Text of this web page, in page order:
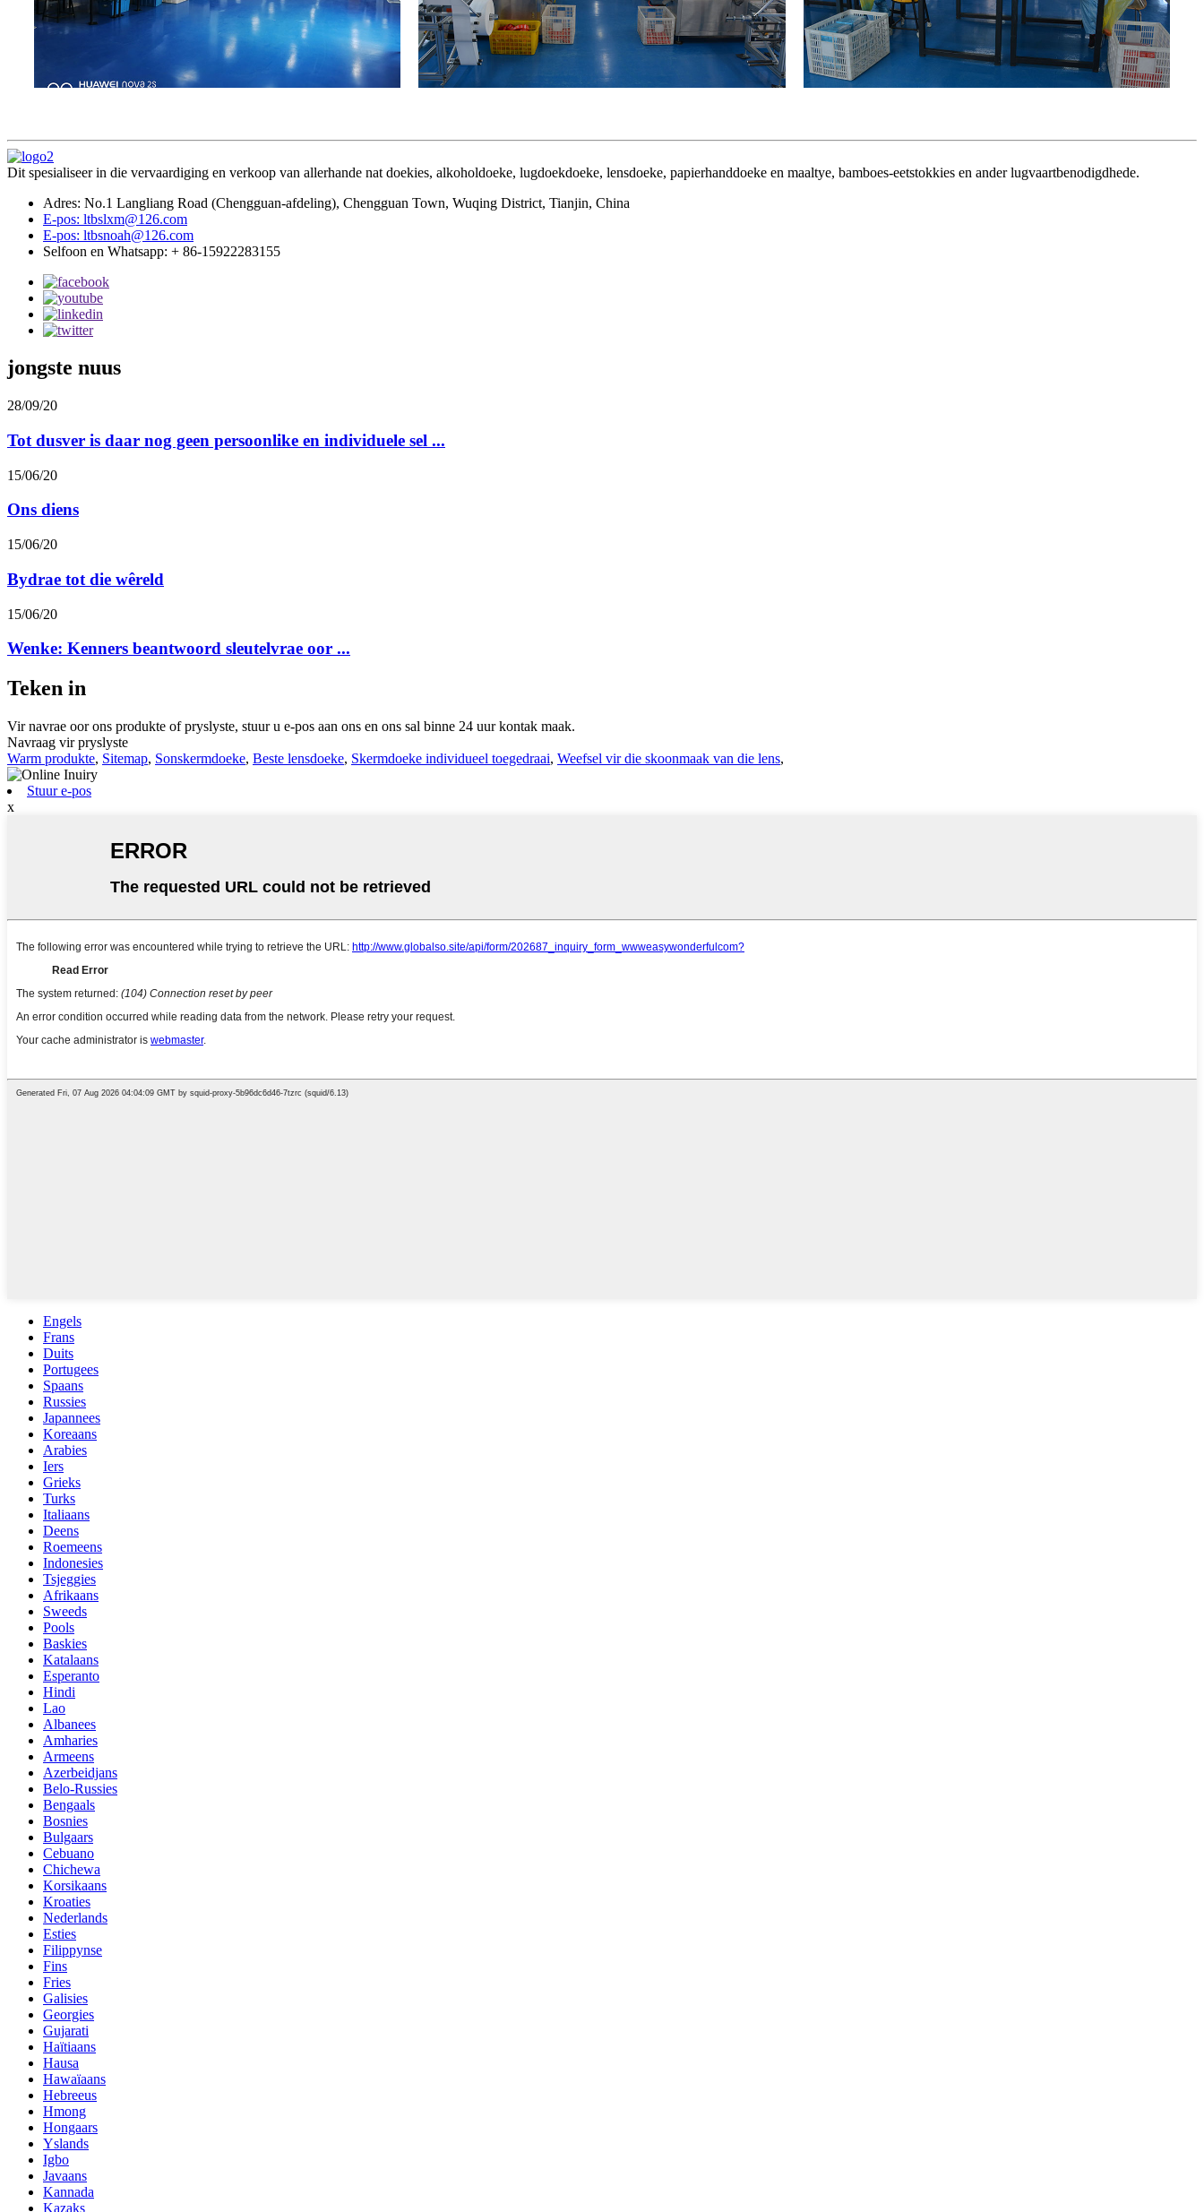
Dit spesialiseer in die vervaardiging en verkoop van allerhande nat doekies, alkoholdoeke, lugdoekdoeke, lensdoeke, papierhanddoeke en maaltye, bamboes-eetstokkies en ander lugvaartbenodigdhede.
Adres: No.1 Langliang Road (Chengguan-afdeling), Chengguan Town, Wuqing District, Tianjin, China
E-pos: ltbslxm@126.com
E-pos: ltbsnoah@126.com
Selfoon en Whatsapp: + 86-15922283155
jongste nuus
28/09/20
Tot dusver is daar nog geen persoonlike en individuele sel ...
15/06/20
Ons diens
15/06/20
Bydrae tot die wêreld
15/06/20
Wenke: Kenners beantwoord sleutelvrae oor ...
Teken in
Vir navrae oor ons produkte of pryslyste, stuur u e-pos aan ons en ons sal binne 24 uur kontak maak.
Navraag vir pryslyste
Warm produkte, Sitemap, Sonskermdoeke, Beste lensdoeke, Skermdoeke individueel toegedraai, Weefsel vir die skoonmaak van die lens,
Stuur e-pos
x
Engels
Frans
Duits
Portugees
Spaans
Russies
Japannees
Koreaans
Arabies
Iers
Grieks
Turks
Italiaans
Deens
Roemeens
Indonesies
Tsjeggies
Afrikaans
Sweeds
Pools
Baskies
Katalaans
Esperanto
Hindi
Lao
Albanees
Amharies
Armeens
Azerbeidjans
Belo-Russies
Bengaals
Bosnies
Bulgaars
Cebuano
Chichewa
Korsikaans
Kroaties
Nederlands
Esties
Filippynse
Fins
Fries
Galisies
Georgies
Gujarati
Haïtiaans
Hausa
Hawaïaans
Hebreeus
Hmong
Hongaars
Yslands
Igbo
Javaans
Kannada
Kazaks